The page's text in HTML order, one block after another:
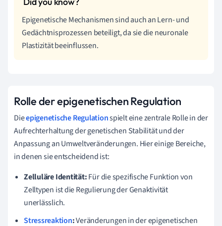
Epigenetische Mechanismen sind auch an Lern- und
Gedächtnisprozessen beteiligt, da sie die neuronale
Plastizität beeinflussen.
Rolle der epigenetischen Regulation
Dieepigenetische Regulationspielt eine zentrale Rolle in der
Aufrechterhaltung der genetischen Stabilität und der
Anpassung an Umweltveränderungen. Hier einige Bereiche,
in denen sie entscheidend ist:
Zelluläre Identität:Für die spezifische Funktion von
Zelltypen ist die Regulierung der Genaktivität
unerlässlich.
Stressreaktion:Veränderungen in der epigenetischen